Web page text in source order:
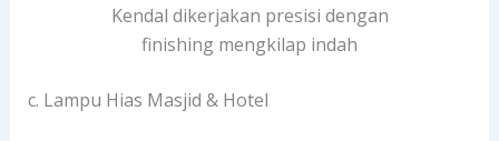
Kendal dikerjakan presisi dengan
finishing mengkilap indah
c. Lampu Hias Masjid & Hotel